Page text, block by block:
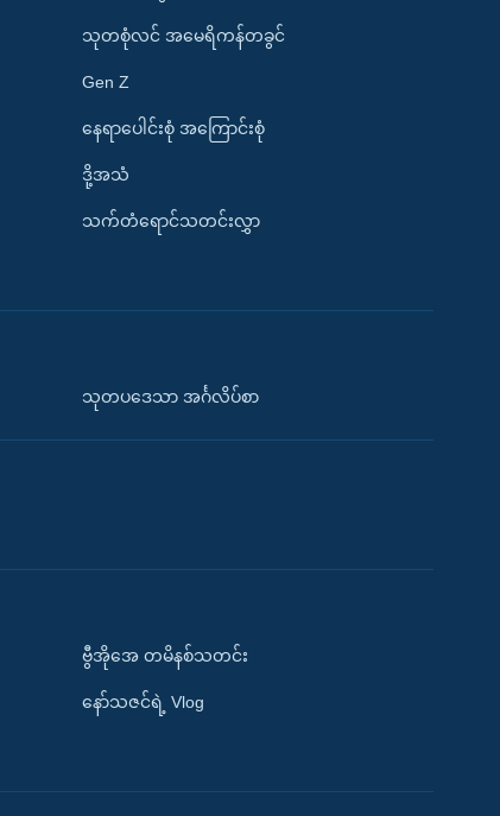
သုတစုံလင် အမေရိကန်တခွင်
Gen Z
နေရာပေါင်းစုံ အကြောင်းစုံ
ဒို့အသံ
သက်တံရောင်သတင်းလွှာ
သုတပဒေသာ အင်္ဂလိပ်စာ
ဗွီအိုအေ တမိနစ်သတင်း
နော်သဇင်ရဲ့ Vlog